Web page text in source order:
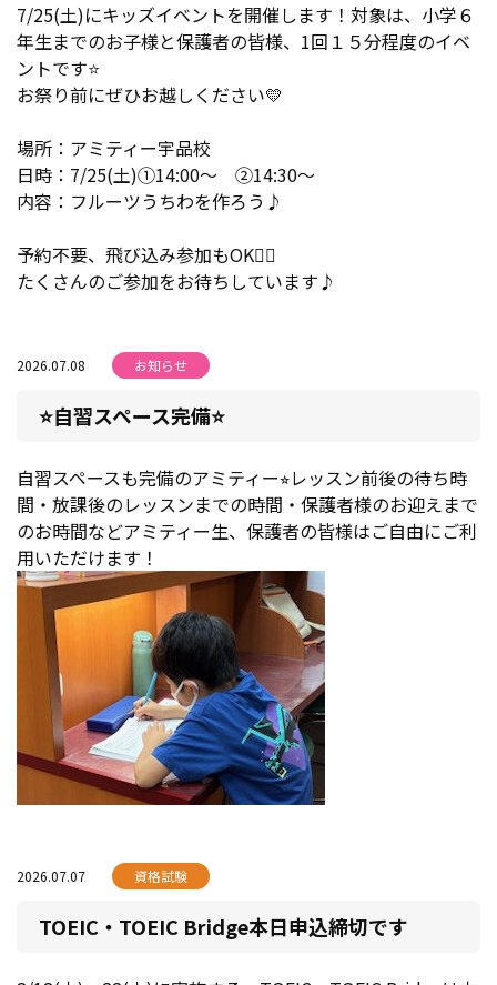
7/25(土)にキッズイベントを開催します！対象は、小学６
年生までのお子様と保護者の皆様、1回１５分程度のイベ
ントです⭐
お祭り前にぜひお越しください💛
場所：アミティー宇品校
日時：7/25(土)①14:00～ ②14:30～
内容：フルーツうちわを作ろう♪
予約不要、飛び込み参加もOK🙆‍♀️
たくさんのご参加をお待ちしています♪
2026.07.08 お知らせ
⭐️自習スペース完備⭐️
自習スペースも完備のアミティー⭐︎レッスン前後の待ち時
間・放課後のレッスンまでの時間・保護者様のお迎えまで
のお時間などアミティー生、保護者の皆様はご自由にご利
用いただけます！
2026.07.07 資格試験
TOEIC・TOEIC Bridge本日申込締切です